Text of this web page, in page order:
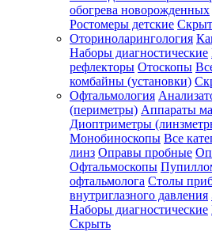
обогрева новорожденных
Ростомеры детские
Оториноларингология
Наборы диагностические
рефлекторы Отоскопы
комбайны (установки)
Офтальмология
(периметры) Аппараты
Диоптриметры
Монобиноскопы Все
линз Оправы пробные
Офтальмоскопы
офтальмолога Столы
внутриглазного давления
Наборы диагностические
Скрыть